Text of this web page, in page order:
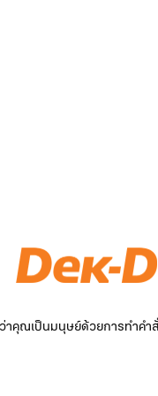
าคุณเป็นมนุษย์ด้วยการทำคำสั่